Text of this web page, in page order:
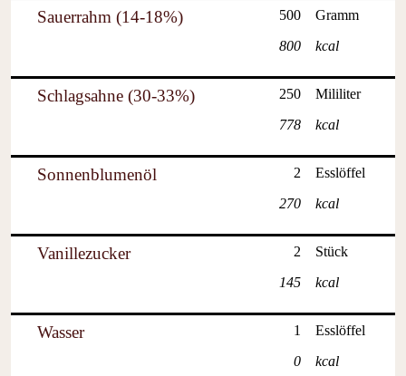
Sauerrahm (14-18%)
500
800
Gramm
kcal
Schlagsahne (30-33%)
250
778
Mililiter
kcal
Sonnenblumenöl
2
270
Esslöffel
kcal
Vanillezucker
2
145
Stück
kcal
Wasser
1
0
Esslöffel
kcal